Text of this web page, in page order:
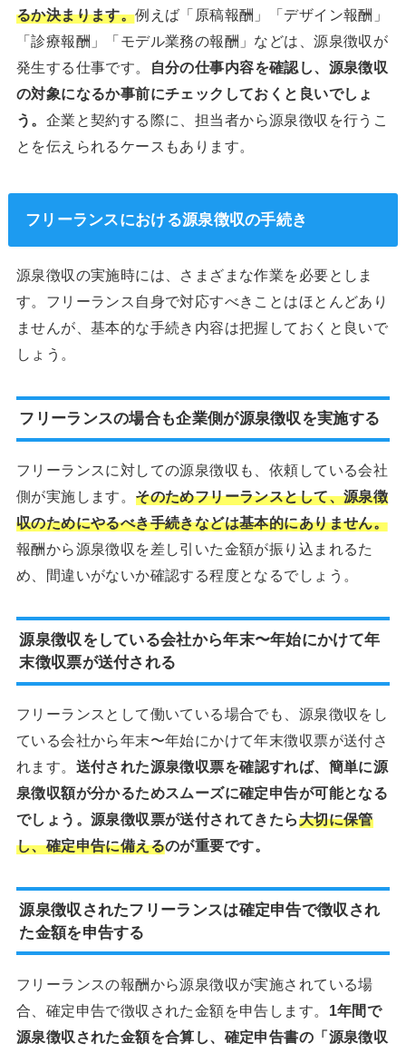
るか決まります。例えば「原稿報酬」「デザイン報酬」
「診療報酬」「モデル業務の報酬」などは、源泉徴収が
発生する仕事です。
自分の仕事内容を確認し、源泉徴収
の対象になるか事前にチェックしておくと良いでしょ
う。 企業と契約する際に、担当者から源泉徴収を行うこ
とを伝えられるケースもあります。
フリーランスにおける源泉徴収の手続き
源泉徴収の実施時には、さまざまな作業を必要としま
す。フリーランス自身で対応すべきことはほとんどあり
ませんが、基本的な手続き内容は把握しておくと良いで
しょう。
フリーランスの場合も企業側が源泉徴収を実施する
フリーランスに対しての源泉徴収も、依頼している会社
側が実施します。 そのためフリーランスとして、源泉徴
収のためにやるべき手続きなどは基本的にありません。
報酬から源泉徴収を差し引いた金額が振り込まれるた
め、間違いがないか確認する程度となるでしょう。
源泉徴収をしている会社から年末〜年始にかけて年
末徴収票が送付される
フリーランスとして働いている場合でも、源泉徴収をし
ている会社から年末〜年始にかけて年末徴収票が送付さ
れます。 送付された源泉徴収票を確認すれば、簡単に源
泉徴収額が分かるためスムーズに確定申告が可能となる
でしょう。源泉徴収票が送付されてきたら大切に保管
し、確定申告に備えるのが重要です。
源泉徴収されたフリーランスは確定申告で徴収され
た金額を申告する
フリーランスの報酬から源泉徴収が実施されている場
合、確定申告で徴収された金額を申告します。 1年間で
源泉徴収された金額を合算し、確定申告書の「源泉徴収